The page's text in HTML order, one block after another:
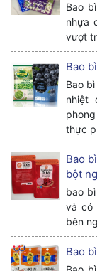
Bao
nhựa
vượt
Bao
Bao
nhiệt
thực
Bao
bột
bao
và có
bên
Bao